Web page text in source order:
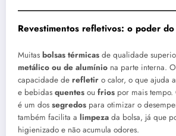
Revestimentos refletivos: o poder
Muitas bolsas térmicas de qualidade
metálico ou de alumínio na parte interna.
capacidade de refletir o calor, o que ajuda
e bebidas quentes ou frios por mais tempo.
é um dos segredos para otimizar o
também facilita a limpeza da bolsa, já que
higienizado e não acumula odores.